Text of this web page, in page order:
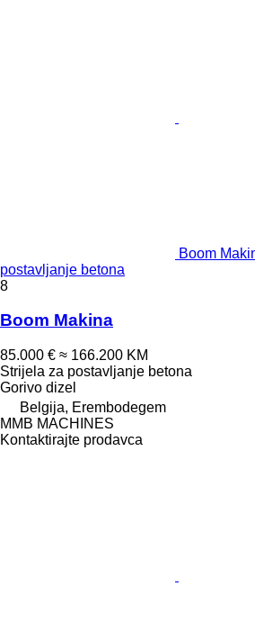
Boom
postavljanje betona
8
Boom Makina
85.000 € ≈ 166.200 KM
Strijela za postavljanje betona
Gorivo dizel
Belgija, Erembodegem
MMB MACHINES
Kontaktirajte prodavca